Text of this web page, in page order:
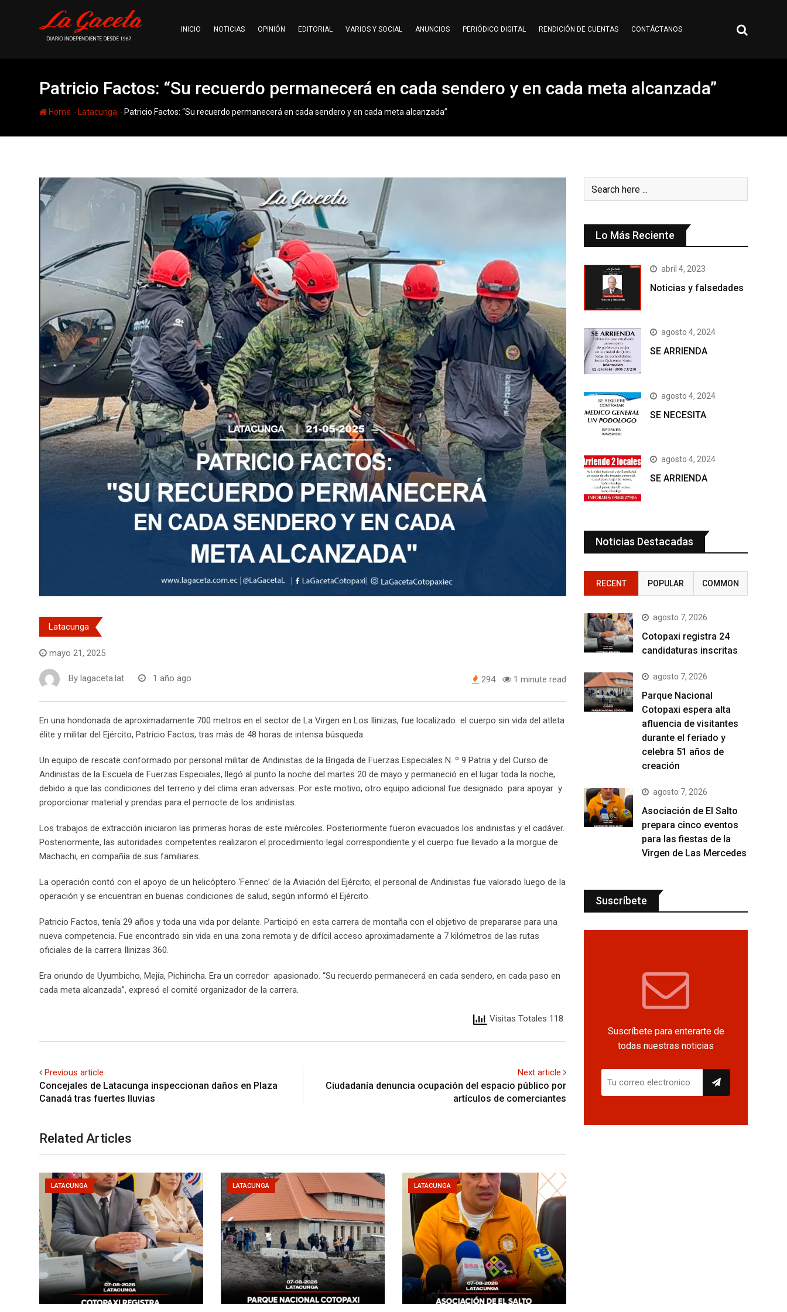
INICIO NOTICIAS OPINIÓN EDITORIAL VARIOS Y SOCIAL ANUNCIOS PERIÓDICO DIGITAL RENDICIÓN DE CUENTAS CONTÁCTANOS
Patricio Factos: “Su recuerdo permanecerá en cada sendero y en cada meta alcanzada”
Home - Latacunga - Patricio Factos: “Su recuerdo permanecerá en cada sendero y en cada meta alcanzada”
Latacunga
mayo 21, 2025
By lagaceta.lat 1 año ago 294 1 minute read
En una hondonada de aproximadamente 700 metros en el sector de La Virgen en Los Ilinizas, fue localizado el cuerpo sin vida del atleta
élite y militar del Ejército, Patricio Factos, tras más de 48 horas de intensa búsqueda.
Un equipo de rescate conformado por personal militar de Andinistas de la Brigada de Fuerzas Especiales N. º 9 Patria y del Curso de
Andinistas de la Escuela de Fuerzas Especiales, llegó al punto la noche del martes 20 de mayo y permaneció en el lugar toda la noche,
debido a que las condiciones del terreno y del clima eran adversas. Por este motivo, otro equipo adicional fue designado para apoyar y
proporcionar material y prendas para el pernocte de los andinistas.
Los trabajos de extracción iniciaron las primeras horas de este miércoles. Posteriormente fueron evacuados los andinistas y el cadáver.
Posteriormente, las autoridades competentes realizaron el procedimiento legal correspondiente y el cuerpo fue llevado a la morgue de
Machachi, en compañía de sus familiares.
La operación contó con el apoyo de un helicóptero ‘Fennec’ de la Aviación del Ejército; el personal de Andinistas fue valorado luego de la
operación y se encuentran en buenas condiciones de salud, según informó el Ejército.
Patricio Factos, tenía 29 años y toda una vida por delante. Participó en esta carrera de montaña con el objetivo de prepararse para una
nueva competencia. Fue encontrado sin vida en una zona remota y de difícil acceso aproximadamente a 7 kilómetros de las rutas
oficiales de la carrera Ilinizas 360.
Era oriundo de Uyumbicho, Mejía, Pichincha. Era un corredor apasionado. “Su recuerdo permanecerá en cada sendero, en cada paso en
cada meta alcanzada”, expresó el comité organizador de la carrera.
Visitas Totales 118
Previous article
Concejales de Latacunga inspeccionan daños en Plaza
Canadá tras fuertes lluvias
Next article
Ciudadanía denuncia ocupación del espacio público por
artículos de comerciantes
Related Articles
LATACUNGA LATACUNGA LATACUNGA
Lo Más Reciente
abril 4, 2023
Noticias y falsedades
agosto 4, 2024
SE ARRIENDA
agosto 4, 2024
SE NECESITA
agosto 4, 2024
SE ARRIENDA
Noticias Destacadas
RECENT POPULAR COMMON
agosto 7, 2026
Cotopaxi registra 24
candidaturas inscritas
agosto 7, 2026
Parque Nacional
Cotopaxi espera alta
afluencia de visitantes
durante el feriado y
celebra 51 años de
creación
agosto 7, 2026
Asociación de El Salto
prepara cinco eventos
para las fiestas de la
Virgen de Las Mercedes
Suscríbete
Suscríbete para enterarte de
todas nuestras noticias